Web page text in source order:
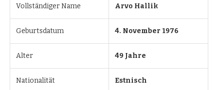
Vollständiger Name Arvo Hallik
Geburtsdatum 4. November 1976
Alter 49 Jahre
Nationalität Estnisch